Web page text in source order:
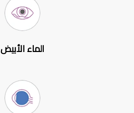
الماء الأبيض